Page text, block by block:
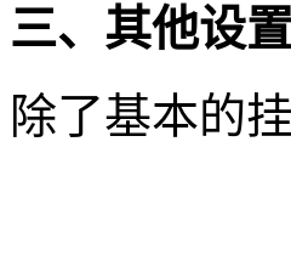
三、其他设置
除了基本的